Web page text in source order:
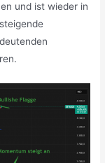
und ist wieder in